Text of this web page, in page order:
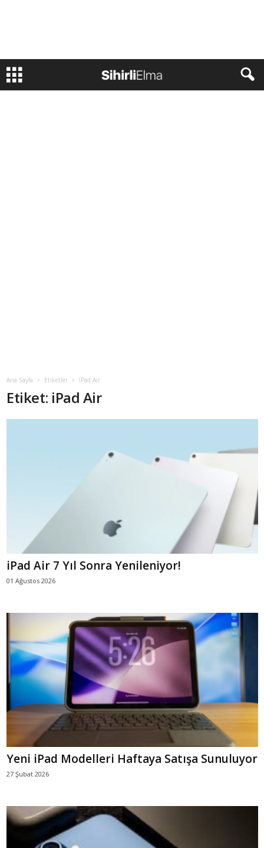
Ana Sayfa Etiketler IPad Air
Etiket: iPad Air
iPad Air 7 Yıl Sonra Yenileniyor!
01 Ağustos 2026
Yeni iPad Modelleri Haftaya Satışa Sunuluyor
27 Şubat 2026